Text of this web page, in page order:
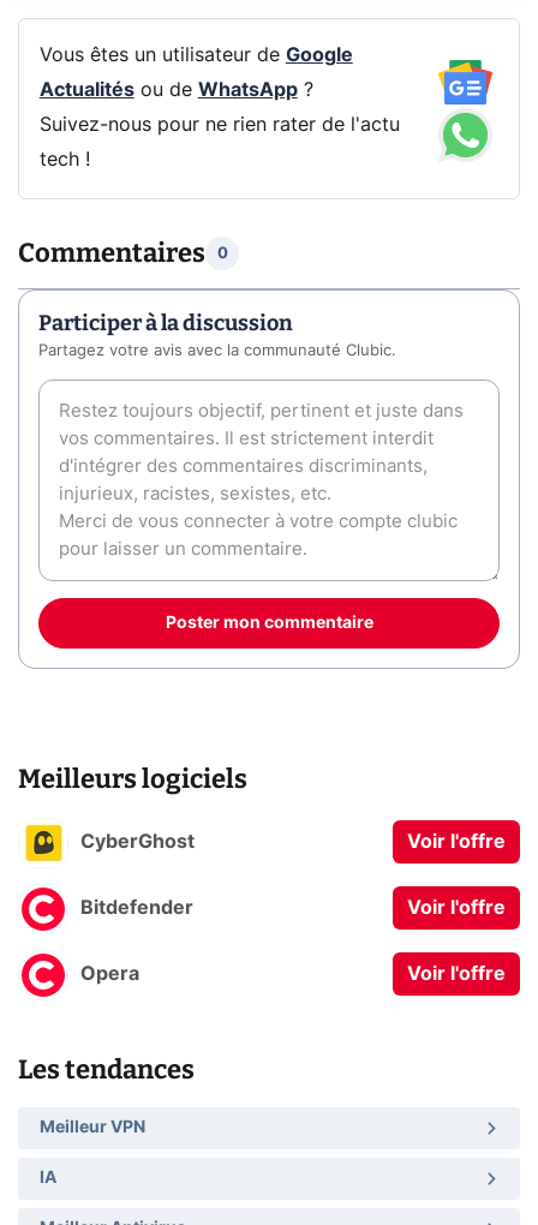
Vous êtes un utilisateur de Google
Actualitésou de WhatsApp?
Suivez-nous pour ne rien rater de l'actu
tech !
Commentaires 0
Participer à la discussion
Partagez votre avis avec la communauté Clubic.
Poster mon commentaire
Meilleurs logiciels
CyberGhost Voir l'offre
Bitdefender Voir l'offre
Opera Voir l'offre
Les tendances
Meilleur VPN
IA